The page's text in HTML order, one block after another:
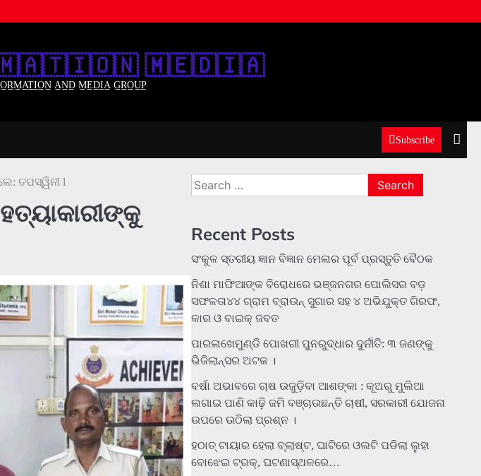
🇲‌🇪‌🇩‌🇮‌🇦‌
A̲N̲D̲ M̲E̲D̲I̲A̲ G̲R̲O̲U̲P̲
Subscribe
ତପସ୍ୱିନୀ l
Search
for:
Recent Posts
ସଂକୁଳ ସ୍ତରୀୟ ଜ୍ଞାନ ବିଜ୍ଞାନ ମେଳାର ପୂର୍ବ ପ୍ରସ୍ତୁତି ବୈଠକ
ନିଶା ମାଫିଆଙ୍କ ବିରୋଧରେ ଭଞ୍ଜନଗର ପୋଲିସର ବଡ଼
ସଫଳତା୪୪ ଗ୍ରାମ ବ୍ରାଉନ୍ ସୁଗାର ସହ ୪ ଅଭିଯୁକ୍ତ ଗିରଫ,
କାର ଓ ବାଇକ୍ ଜବତ
ପାରଳାଖେମୁଣ୍ଡି ପୋଖରୀ ପୁନରୁଦ୍ଧାର ଦୁର୍ନୀତି: ୩ ଜଣଙ୍କୁ
ଭିଜିଲାନ୍ସର ଅଟକ ।
ବର୍ଷା ଅଭାବରେ ଚାଷ ଉଜୁଡ଼ିବା ଆଶଙ୍କା : କୂଅରୁ ମୁଲିଆ
ଲଗାଇ ପାଣି କାଢ଼ି ଜମି ବଞ୍ଚାଉଛନ୍ତି ଚାଷୀ, ସରକାରୀ ଯୋଜନା
ଉପରେ ଉଠିଲା ପ୍ରଶ୍ନ ।
ହଠାତ୍‌ ଟାୟାର ହେଲା ବ୍ଲାଷ୍ଟ, ଘାଟିରେ ଓଲଟି ପଡିଲା ଲୁହା
ବୋଝେଇ ଟ୍ରକ୍‌, ଘଟଣାସ୍ଥଳରେ…